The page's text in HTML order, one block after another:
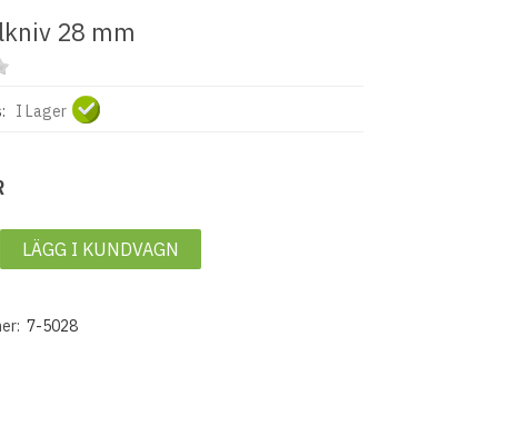
28 mm
I Lager
LÄGG I KUNDVAGN
7-5028